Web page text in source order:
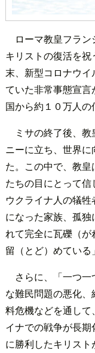
ローマ教皇フラ
キリストの復活を
末、新型コロナウ
ていた非常事態宣
国から約１０万人の
ミサの終了後、
ニーに立ち、世界
た。この中で、教
たちの目にとって
ウクライナ人の犠
になった家族、孤
れて完全に瓦礫（
留（とど）めている
さらに、「一つ
な難民問題の悪化
料危機などを通し
イナでの戦争が長
に勝利したキリス